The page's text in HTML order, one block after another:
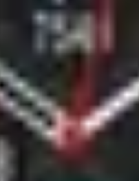
Consejos de Seguridad